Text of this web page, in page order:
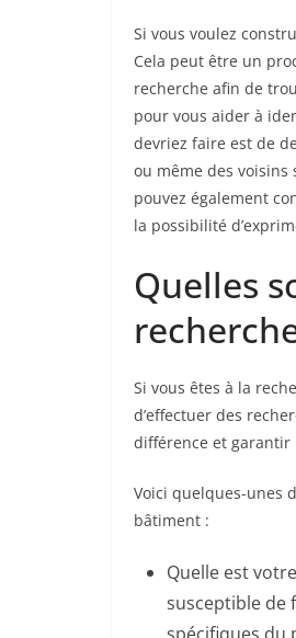
Si vous voulez
Cela peut être un
recherche afin de
pour vous aider à
devriez faire est de
ou même des
pouvez également
la possibilité
Quelles
Si vous êtes à la
d’effectuer des
différence et
Voici quelques-unes
bâtiment :
Quelle est
susceptible de